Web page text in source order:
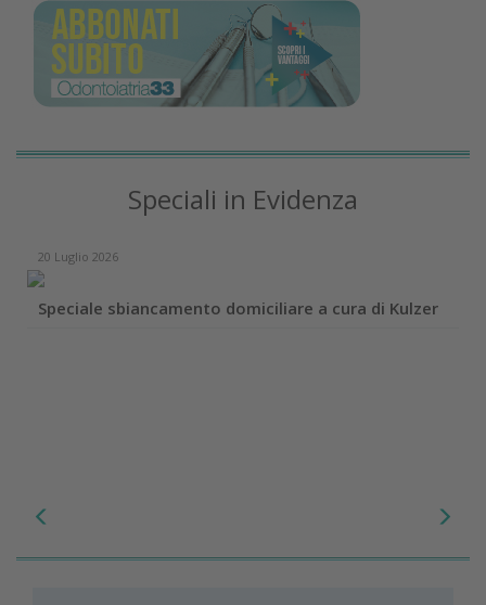
Speciali in Evidenza
20 Luglio 2026
Speciale sbiancamento domiciliare a cura di Kulzer